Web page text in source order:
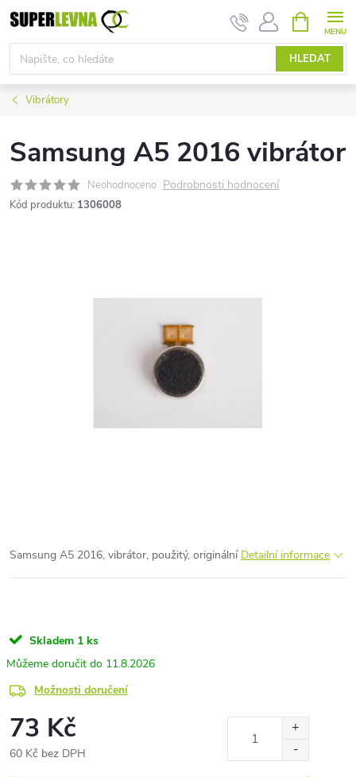
Přejít
na
obsah
HLEDAT
NÁKUPNÍ
KOŠÍK
Vibrátory
Samsung A5 2016 vibrátor
Neohodnoceno Podrobnosti hodnocení
Kód produktu: 1306008
Samsung A5 2016, vibrátor, použitý, originální Detailní informace
Skladem 1 ks
11.8.2026
Možnosti doručení
73 Kč
60 Kč bez DPH